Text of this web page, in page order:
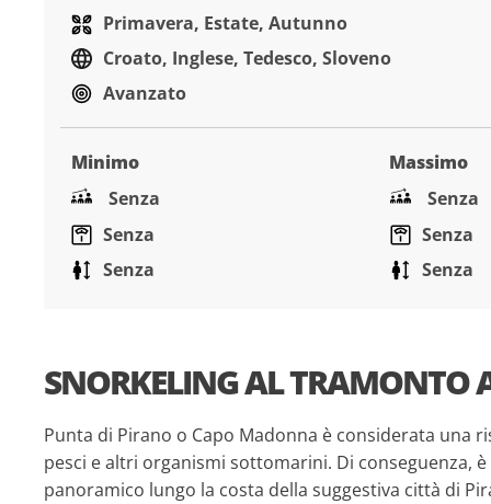
Primavera, Estate, Autunno
Croato, Inglese, Tedesco, Sloveno
Avanzato
Minimo
Massimo
Senza
Senza
Senza
Senza
Senza
Senza
SNORKELING AL TRAMONTO
Punta di Pirano o Capo Madonna è considerata una
pesci e altri organismi sottomarini. Di conseguenza,
panoramico lungo la costa della suggestiva città di